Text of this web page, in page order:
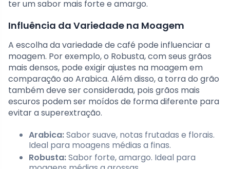
ter um sabor mais forte e amargo.
Influência da Variedade na Moagem
A escolha da variedade de café pode influenciar a
moagem. Por exemplo, o Robusta, com seus grãos
mais densos, pode exigir ajustes na moagem em
comparação ao Arabica. Além disso, a torra do grão
também deve ser considerada, pois grãos mais
escuros podem ser moídos de forma diferente para
evitar a superextração.
Arabica:Sabor suave, notas frutadas e florais.
Ideal para moagens médias a finas.
Robusta:Sabor forte, amargo. Ideal para